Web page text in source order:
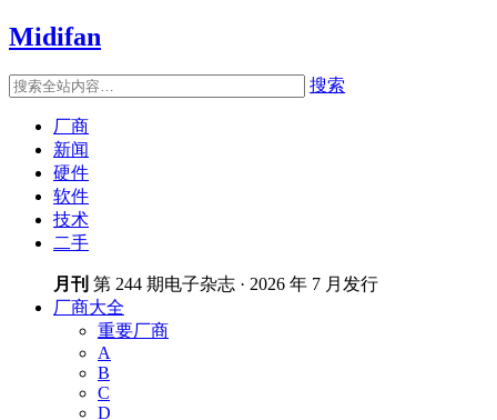
Midifan
搜索
厂商
新闻
硬件
软件
技术
二手
月刊 第 244 期电子杂志 · 2026 年 7 月发行
厂商大全
重要厂商
A
B
C
D